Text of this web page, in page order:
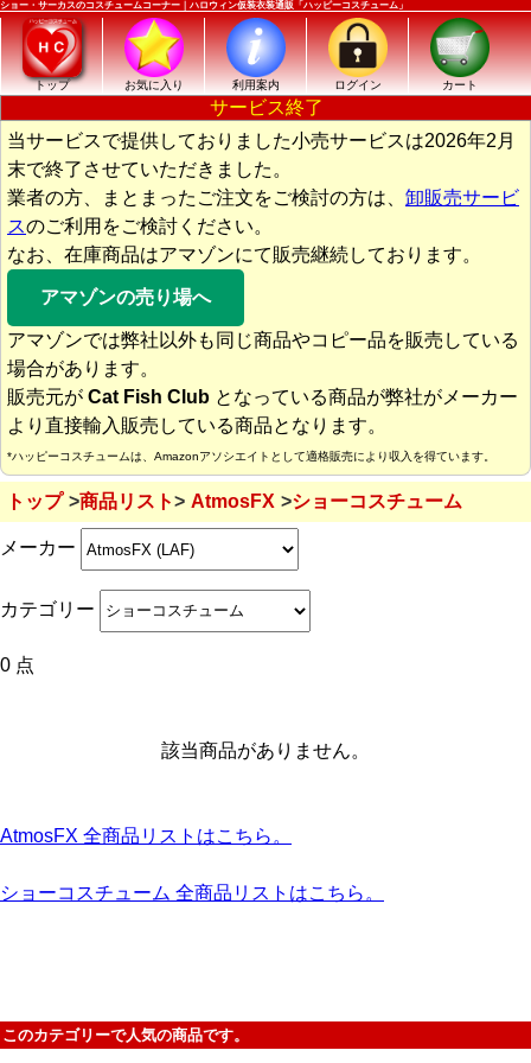
ショー・サーカスのコスチュームコーナー｜ハロウィン仮装衣装通販「ハッピーコスチューム」
トップ お気に入り 利用案内 ログイン カート
サービス終了
当サービスで提供しておりました小売サービスは2026年2月
末で終了させていただきました。
業者の方、まとまったご注文をご検討の方は、 卸販売サービ
スのご利用をご検討ください。
なお、在庫商品はアマゾンにて販売継続しております。
アマゾンの売り場へ
アマゾンでは弊社以外も同じ商品やコピー品を販売している
場合があります。
販売元が Cat Fish Club となっている商品が弊社がメーカー
より直接輸入販売している商品となります。
*ハッピーコスチュームは、Amazonアソシエイトとして適格販売により収入を得ています。
トップ 商品リスト AtmosFX ショーコスチューム
メーカー
カテゴリー
0 点
該当商品がありません。
AtmosFX 全商品リストはこちら。
ショーコスチューム 全商品リストはこちら。
このカテゴリーで人気の商品です。